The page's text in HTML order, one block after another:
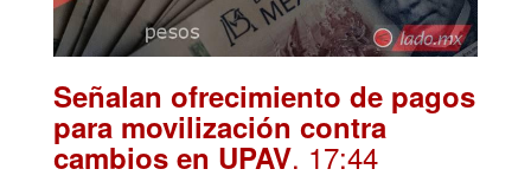
Señalan ofrecimiento de pagos
para movilización contra
cambios en UPAV. 17:44